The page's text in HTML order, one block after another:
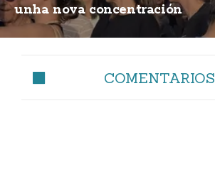
unha nova concentración
COMENTARIOS